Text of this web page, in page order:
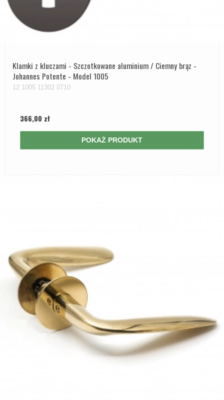
Klamki z kluczami - Szczotkowane aluminium / Ciemny brąz -
Johannes Potente - Model 1005
12 1005 11302 0710
366,00 zł
POKAŻ PRODUKT